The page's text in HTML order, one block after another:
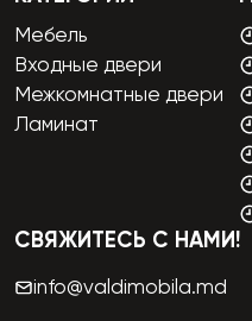
Мебель
Входные двери
Межкомнатные двери
Ламинат
СВЯЖИТЕСЬ С НАМИ!
info@valdimobila.md